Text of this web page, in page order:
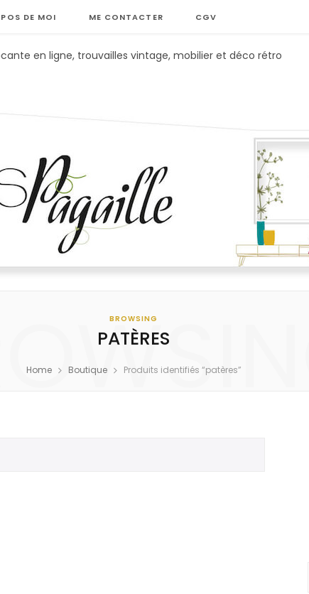
DE MOI ME CONTACTER CGV
en ligne, trouvailles vintage, mobilier et déco rétro
BROWSING
PATÈRES
Home Boutique Produits identifiés “patères”